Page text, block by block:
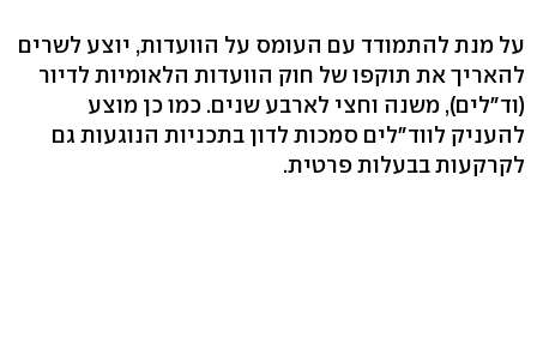
על מנת להתמודד עם העומס על הוועדות, יוצע לשרים
להאריך את תוקפו של חוק הוועדות הלאומיות לדיור
(וד"לים), משנה וחצי לארבע שנים. כמו כן מוצע
להעניק לווד"לים סמכות לדון בתכניות הנוגעות גם
לקרקעות בבעלות פרטית.